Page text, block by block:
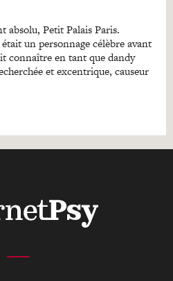
absolu, Petit Palais Paris.
un personnage célèbre avant
connaître en tant que dandy
et excentrique, causeur